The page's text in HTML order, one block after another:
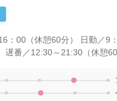
：00（休憩60分）
日勤／9
遅番／12:30～21:30（休憩60